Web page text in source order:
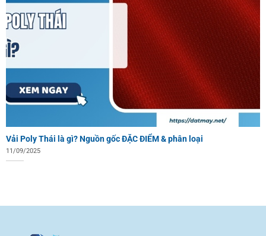
Vải Poly Thái là gì? Nguồn gốc ĐẶC ĐIỂM & phân loại
11/09/2025